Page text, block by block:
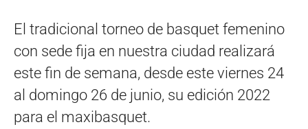
El tradicional torneo de basquet femenino
con sede fija en nuestra ciudad realizará
este fin de semana, desde este viernes 24
al domingo 26 de junio, su edición 2022
para el maxibasquet.